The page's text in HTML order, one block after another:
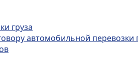
груза
автомобильной перевозки